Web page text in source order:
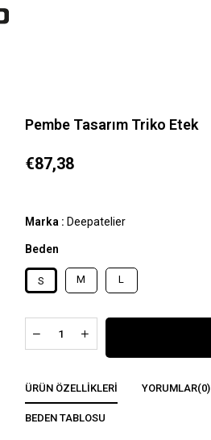
Pembe Tasarım Triko Etek
€87,38
Marka : Deepatelier
Beden
S M L
ÜRÜN ÖZELLIKLERI YORUMLAR(0)
BEDEN TABLOSU